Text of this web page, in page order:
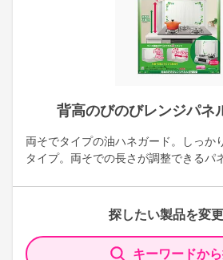
背高のびのびレンジパネ
両そでタイプの油ハネガード。しっか
タイプ。両そでの長さが調整できるパ
探したい製品を変
キーワードか